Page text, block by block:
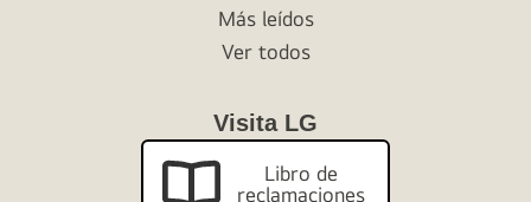
Más leídos
Ver todos
Visita LG
Libro de
reclamaciones